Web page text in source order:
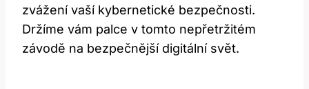
zvážení vaší kybernetické bezpečnosti.
Držíme vám palce v tomto nepřetržitém
závodě na bezpečnější digitální svět.